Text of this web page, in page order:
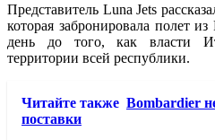
Представитель Luna Jets
которая забронировала полет
день до того, как власти
территории всей республики.
Читайте также Bombardier
поставки